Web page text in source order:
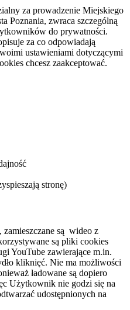
za prowadzenie Miejskiego
Poznania, zwraca szczególną
do prywatności.
za co odpowiadają
ustawieniami dotyczącymi
chcesz zaakceptować.
stronę)
są wideo z
są pliki cookies
YouTube zawierające m.in.
kliknięć. Nie ma możliwości
ładowane są dopiero
Użytkownik nie godzi się na
udostępnionych na